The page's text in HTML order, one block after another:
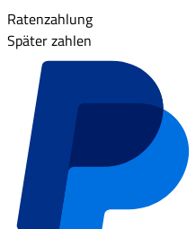
Ratenzahlung
Später zahlen